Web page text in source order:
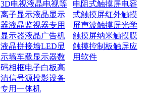
3D电视液晶电视等
离子显示液晶显示
器液晶监视器专用
显示器液晶广告机
液晶拼接墙LED显
示墙车载显示器数
码相框电子白板高
清信号源投影设备
专用一体机
电阻式触摸屏电容
式触摸屏红外触摸
屏声波触摸屏光学
触摸屏纳米触摸膜
触摸控制板触屏应
用软件